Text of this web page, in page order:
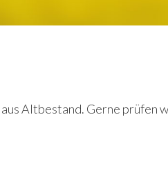
aus Altbestand. Gerne prüfen